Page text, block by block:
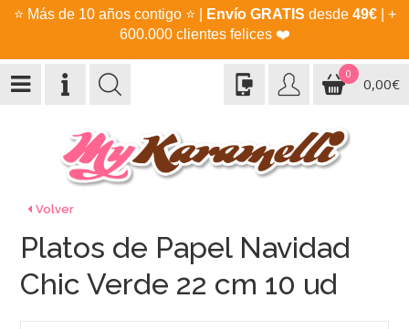
⭐ Más de 10 años contigo ⭐ Envío GRATIS desde 49€| +
600.000 clientes felices ❤️
0
0,00€
Volver
Platos de Papel Navidad
Chic Verde 22 cm 10 ud